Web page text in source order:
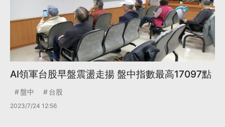
AI領軍台股早盤震盪走揚 盤中指數最高17097點
盤中 台股
2023/7/24 12:56